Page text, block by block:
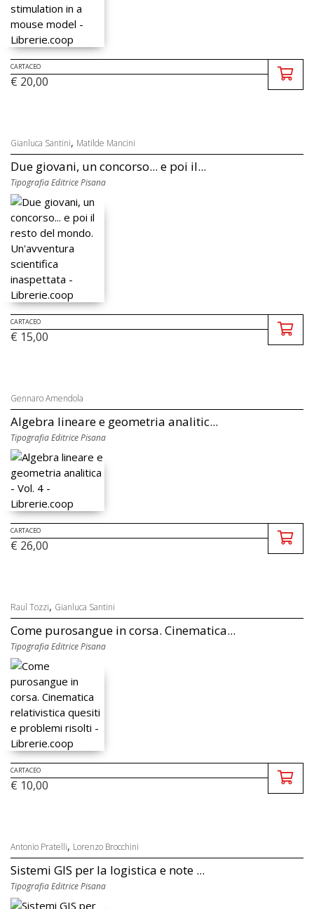
CARTACEO
€ 20,00
Gianluca Santini, Matilde Mancini
Due giovani, un concorso... e poi il...
Tipografia Editrice Pisana
CARTACEO
€ 15,00
Gennaro Amendola
Algebra lineare e geometria analitic...
Tipografia Editrice Pisana
CARTACEO
€ 26,00
Raul Tozzi, Gianluca Santini
Come purosangue in corsa. Cinematica...
Tipografia Editrice Pisana
CARTACEO
€ 10,00
Antonio Pratelli, Lorenzo Brocchini
Sistemi GIS per la logistica e note ...
Tipografia Editrice Pisana